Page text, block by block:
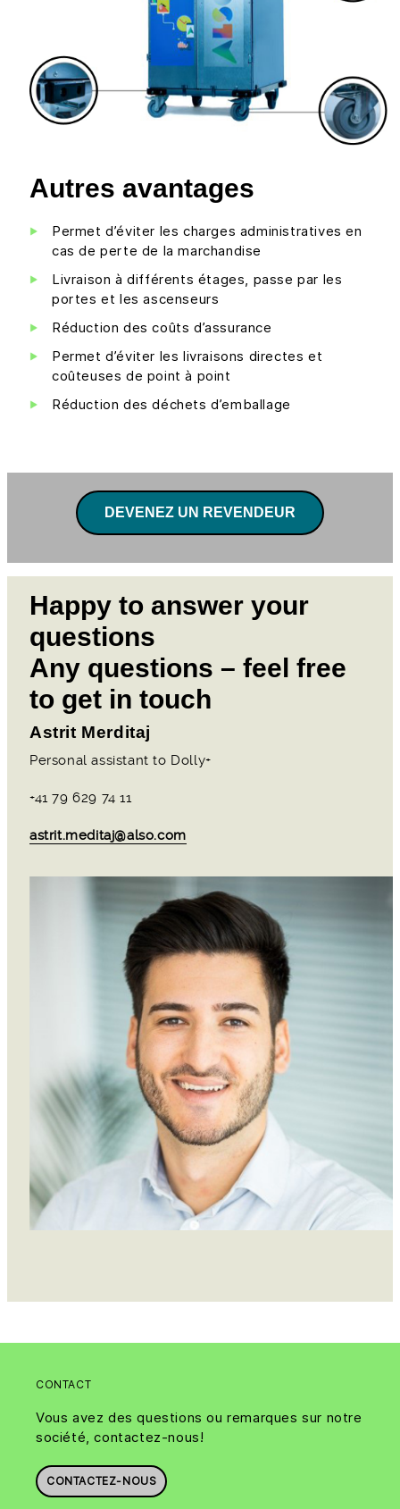
Autres avantages
Permet d’éviter les charges administratives en
cas de perte de la marchandise
Livraison à différents étages, passe par les
portes et les ascenseurs
Réduction des coûts d’assurance
Permet d’éviter les livraisons directes et
coûteuses de point à point
Réduction des déchets d’emballage
DEVENEZ UN REVENDEUR
Happy to answer your
questions
Any questions – feel free
to get in touch
Astrit Merditaj
Personal assistant to Dolly+
+41 79 629 74 11
astrit.meditaj@also.com
CONTACT
Vous avez des questions ou remarques sur notre
société, contactez-nous!
CONTACTEZ-NOUS